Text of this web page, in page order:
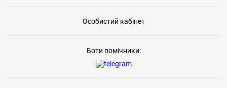
Особистий кабінет
Боти помічники: